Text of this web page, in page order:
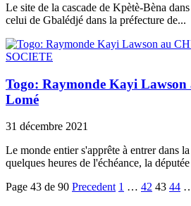
Le site de la cascade de Kpètè-Bèna
celui de Gbalédjé dans la préfecture de...
SOCIETE
Togo: Raymonde Kayi Lawson
Lomé
31 décembre 2021
Le monde entier s'apprête à entrer dans
quelques heures de l'échéance, la
Page 43 de 90 Precedent 1 … 42 43 44